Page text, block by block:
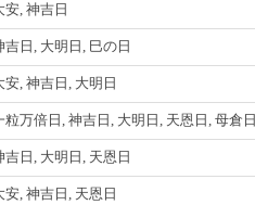
安, 神吉日
吉日, 大明日, 巳の日
安, 神吉日, 大明日
粒万倍日, 神吉日, 大明日, 天恩日, 母倉日
吉日, 大明日, 天恩日
安, 神吉日, 天恩日